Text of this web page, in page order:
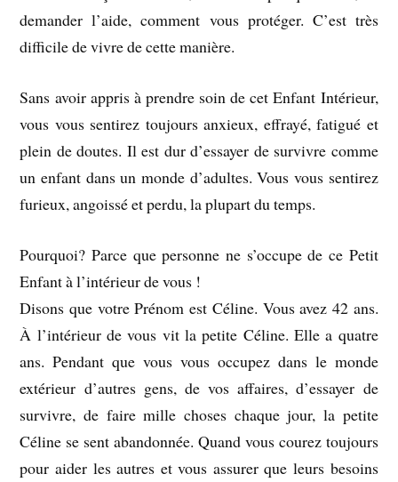
demander l’aide, comment vous protéger. C’est très
difficile de vivre de cette manière.
Sans avoir appris à prendre soin de cet Enfant Intérieur,
vous vous sentirez toujours anxieux, effrayé, fatigué et
plein de doutes. Il est dur d’essayer de survivre comme
un enfant dans un monde d’adultes. Vous vous sentirez
furieux, angoissé et perdu, la plupart du temps.
Pourquoi? Parce que personne ne s’occupe de ce Petit
Enfant à l’intérieur de vous !
Disons que votre Prénom est Céline. Vous avez 42 ans.
À l’intérieur de vous vit la petite Céline. Elle a quatre
ans. Pendant que vous vous occupez dans le monde
extérieur d’autres gens, de vos affaires, d’essayer de
survivre, de faire mille choses chaque jour, la petite
Céline se sent abandonnée. Quand vous courez toujours
pour aider les autres et vous assurer que leurs besoins